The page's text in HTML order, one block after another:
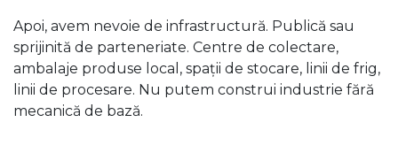
Apoi, avem nevoie de infrastructură. Publică sau
sprijinită de parteneriate. Centre de colectare,
ambalaje produse local, spații de stocare, linii de frig,
linii de procesare. Nu putem construi industrie fără
mecanică de bază.